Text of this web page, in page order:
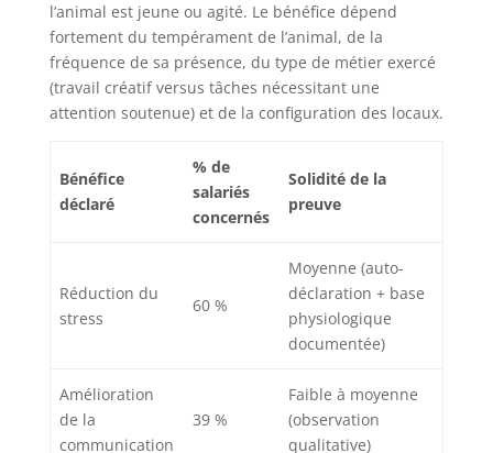
l’animal est jeune ou agité. Le bénéfice dépend
fortement du tempérament de l’animal, de la
fréquence de sa présence, du type de métier exercé
(travail créatif versus tâches nécessitant une
attention soutenue) et de la configuration des locaux.
Bénéfice
déclaré
% de
salariés
concernés
Solidité de la
preuve
Réduction du
stress
60 %
Moyenne (auto-
déclaration + base
physiologique
documentée)
Amélioration
de la
communication
39 %
Faible à moyenne
(observation
qualitative)